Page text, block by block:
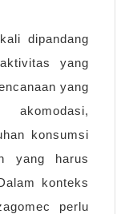
Pakai
dipandang
yang
yang
konsumsi
yang harus
konteks
perlu